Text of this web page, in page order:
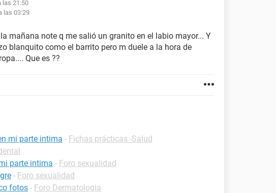
las 21:50
las 03:29
mañana note q me salió un granito en el labio mayor... Y
blanquito como el barrito pero m duele a la hora de
Que es ??
mi parte intima - Fichas prácticas -Salud
parte intima - Foro sexualidad
- Foro sexualidad
fotos - Foro Dermatologia